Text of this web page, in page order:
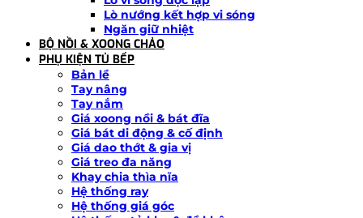
Lò nướng kết hợp vi sóng
Ngăn giữ nhiệt
BỘ NỒI & XOONG CHẢO
PHỤ KIỆN TỦ BẾP
Bản lề
Tay nâng
Tay nắm
Giá xoong nồi & bát đĩa
Giá bát di động & cố định
Giá dao thớt & gia vị
Giá treo đa năng
Khay chia thìa nĩa
Hệ thống ray
Hệ thống giá góc